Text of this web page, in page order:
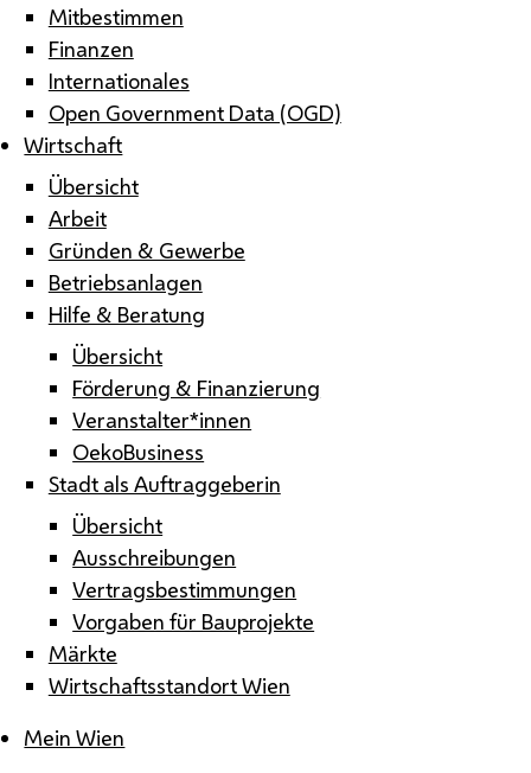
Mitbestimmen
Finanzen
Internationales
Open Government Data (OGD)
Wirtschaft
Übersicht
Arbeit
Gründen & Gewerbe
Betriebsanlagen
Hilfe & Beratung
Übersicht
Förderung & Finanzierung
Veranstalter*innen
OekoBusiness
Stadt als Auftraggeberin
Übersicht
Ausschreibungen
Vertragsbestimmungen
Vorgaben für Bauprojekte
Märkte
Wirtschaftsstandort Wien
Mein Wien